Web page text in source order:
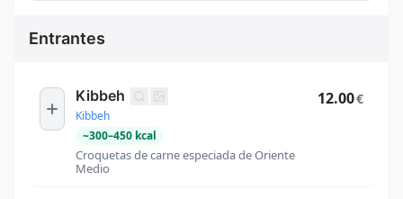
Entrantes
Kibbeh
Kibbeh
~300–450 kcal
Croquetas de carne especiada de Oriente
Medio
12.00€